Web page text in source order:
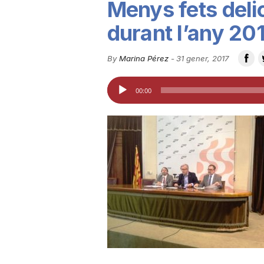
u
t
a
t
d
T
Menys fets
durant l’any
By Marina Pérez- 31 gener, 2017
Reproductor
d'àudio
00:00